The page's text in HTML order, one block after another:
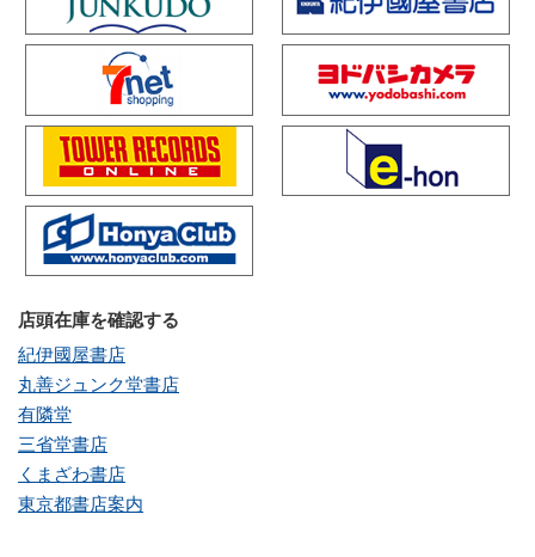
店頭在庫を確認する
紀伊國屋書店
丸善ジュンク堂書店
有隣堂
三省堂書店
くまざわ書店
東京都書店案内